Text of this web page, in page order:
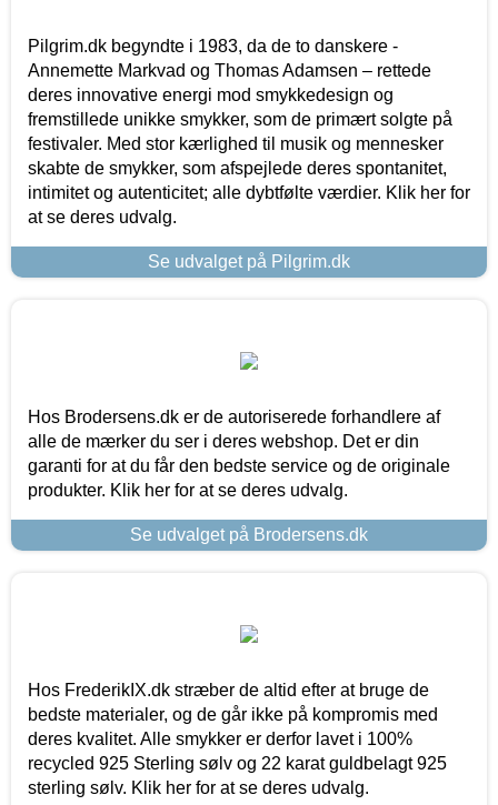
Pilgrim.dk begyndte i 1983, da de to danskere -
Annemette Markvad og Thomas Adamsen – rettede
deres innovative energi mod smykkedesign og
fremstillede unikke smykker, som de primært solgte på
festivaler. Med stor kærlighed til musik og mennesker
skabte de smykker, som afspejlede deres spontanitet,
intimitet og autenticitet; alle dybtfølte værdier. Klik her for
at se deres udvalg.
Se udvalget på Pilgrim.dk
Hos Brodersens.dk er de autoriserede forhandlere af
alle de mærker du ser i deres webshop. Det er din
garanti for at du får den bedste service og de originale
produkter. Klik her for at se deres udvalg.
Se udvalget på Brodersens.dk
Hos FrederikIX.dk stræber de altid efter at bruge de
bedste materialer, og de går ikke på kompromis med
deres kvalitet. Alle smykker er derfor lavet i 100%
recycled 925 Sterling sølv og 22 karat guldbelagt 925
sterling sølv. Klik her for at se deres udvalg.